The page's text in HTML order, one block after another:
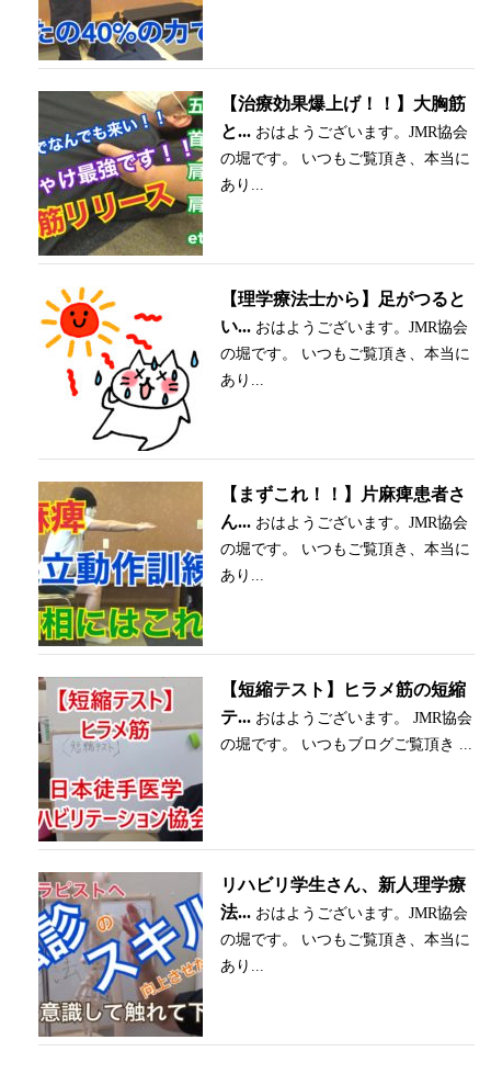
【治療効果爆上げ！！】大胸筋
と... おはようございます。JMR協会
の堀です。 いつもご覧頂き、本当に
あり...
【理学療法士から】足がつると
い... おはようございます。JMR協会
の堀です。 いつもご覧頂き、本当に
あり...
【まずこれ！！】片麻痺患者さ
ん... おはようございます。JMR協会
の堀です。 いつもご覧頂き、本当に
あり...
【短縮テスト】ヒラメ筋の短縮
テ... おはようございます。 JMR協会
の堀です。 いつもブログご覧頂き ...
リハビリ学生さん、新人理学療
法... おはようございます。JMR協会
の堀です。 いつもご覧頂き、本当に
あり...